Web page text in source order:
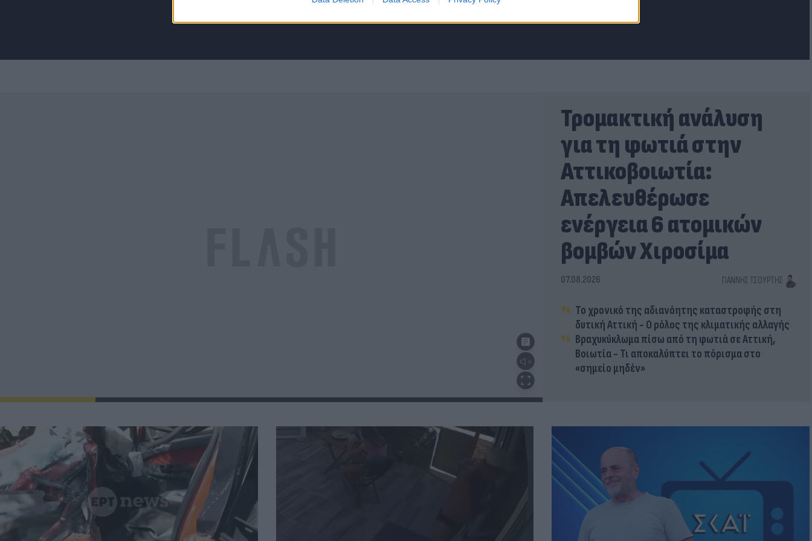
Τρομακτική ανάλυση
για τη φωτιά στην
Αττικοβοιωτία:
Απελευθέρωσε
ενέργεια 6 ατομικών
βομβών Χιροσίμα
07.08.2026 ΓΙΆΝΝΗΣ ΤΣΟΎΡΤΗΣ
Το χρονικό της αδιανόητης καταστροφής στη
δυτική Αττική - Ο ρόλος της κλιματικής αλλαγής
Βραχυκύκλωμα πίσω από τη φωτιά σε Αττική,
Βοιωτία - Τι αποκαλύπτει το πόρισμα στο
«σημείο μηδέν»